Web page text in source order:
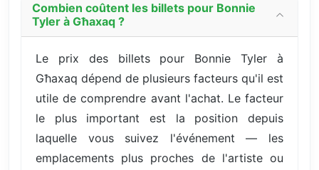
Combien coûtent les billets pour Bonnie
Tyler à Għaxaq ?
Le prix des billets pour Bonnie Tyler à
Għaxaq dépend de plusieurs facteurs qu'il est
utile de comprendre avant l'achat. Le facteur
le plus important est la position depuis
laquelle vous suivez l'événement — les
emplacements plus proches de l'artiste ou